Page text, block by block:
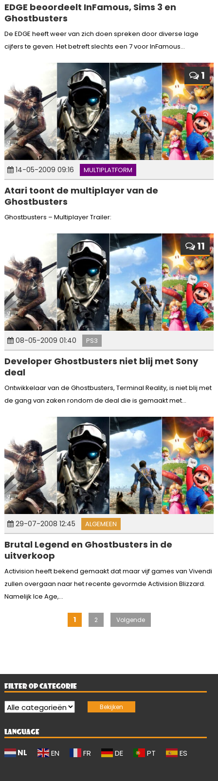
EDGE beoordeelt InFamous, Sims 3 en
Ghostbusters
De EDGE heeft weer van zich doen spreken door diverse lage
cijfers te geven. Het betreft slechts een 7 voor InFamous...
1
14-05-2009 09:16 MULTIPLATFORM
Atari toont de multiplayer van de
Ghostbusters
Ghostbusters – Multiplayer Trailer:
11
08-05-2009 01:40 PS3
Developer Ghostbusters niet blij met Sony
deal
Ontwikkelaar van de Ghostbusters, Terminal Reality, is niet blij met
de gang van zaken rondom de deal die is gemaakt met...
29-07-2008 12:45 ALGEMEEN
Brutal Legend en Ghostbusters in de
uitverkoop
Activision heeft bekend gemaakt dat maar vijf games van Vivendi
zullen overgaan naar het recente gevormde Activision Blizzard.
Namelijk Ice Age,...
Berichten1 2 Volgende
FILTER OP CATEGORIE
LANGUAGE
NL EN FR DE PT ES